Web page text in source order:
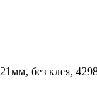
без клея,